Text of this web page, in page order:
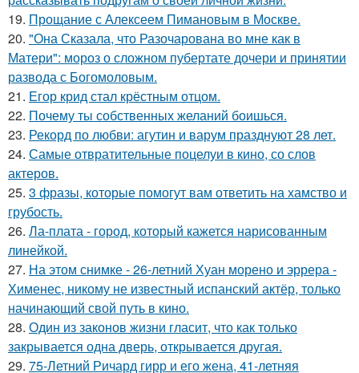
19. Прощание с Алексеем Пимановым в Москве.
20. "Она Сказала, что Разочарована во мне как в
Матери": мороз о сложном пубертате дочери и принятии
развода с Богомоловым.
21. Егор крид стал крёстным отцом.
22. Почему ты собственных желаний боишься.
23. Рекорд по любви: агутин и варум празднуют 28 лет.
24. Самые отвратительные поцелуи в кино, со слов
актеров.
25. 3 фразы, которые помогут вам ответить на хамство и
грубость.
26. Ла-плата - город, который кажется нарисованным
линейкой.
27. На этом снимке - 26-летний Хуан морено и эррера -
Хименес, никому не известный испанский актёр, только
начинающий свой путь в кино.
28. Один из законов жизни гласит, что как только
закрывается одна дверь, открывается другая.
29. 75-Летний Ричард гирр и его жена, 41-летняя